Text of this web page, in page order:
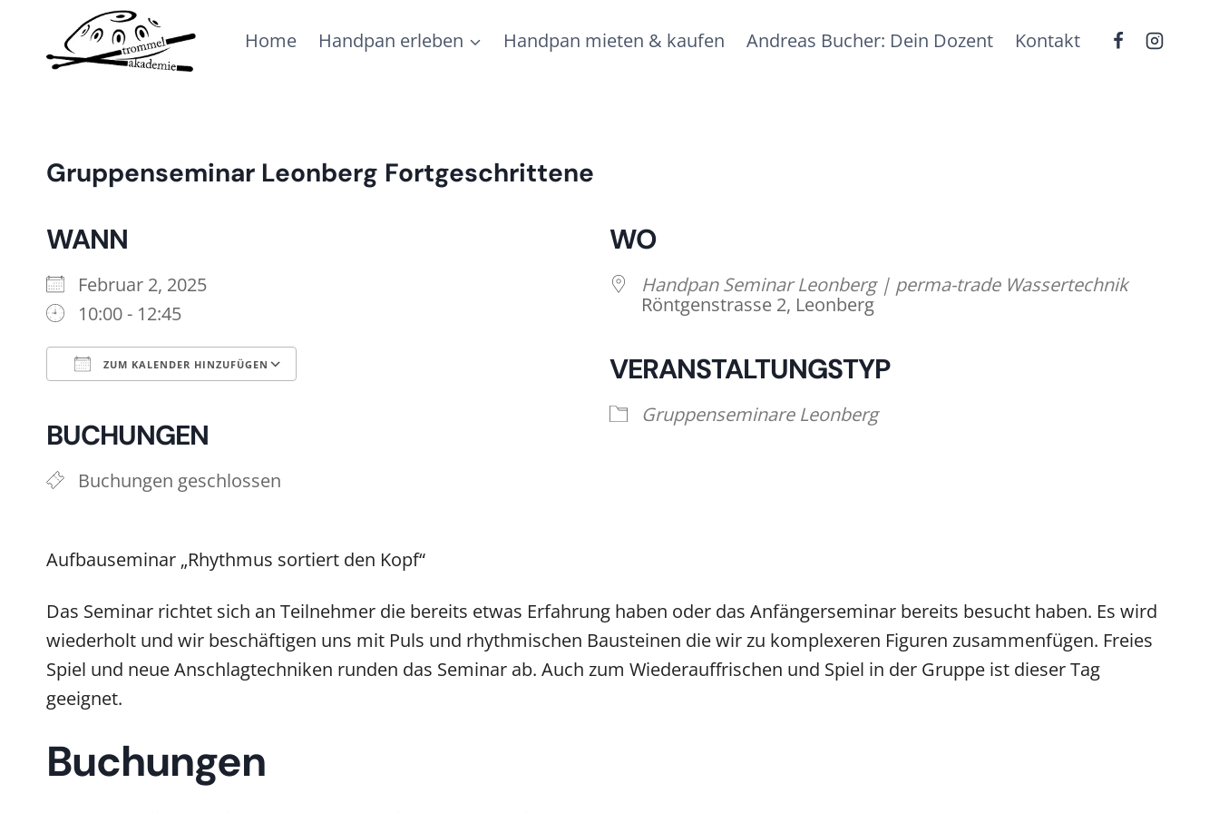
springen
Home Handpan erleben Handpan mieten & kaufen Andreas Bucher: Dein Dozent Kontakt
Gruppenseminar Leonberg Fortgeschrittene
WANN
Februar 2, 2025
10:00 - 12:45
ZUM KALENDER HINZUFÜGEN
iCalendar Office 365
BUCHUNGEN
Buchungen geschlossen
WO
Handpan Seminar Leonberg | perma-trade Wassertechnik
Röntgenstrasse 2, Leonberg
VERANSTALTUNGSTYP
Gruppenseminare Leonberg
Aufbauseminar „Rhythmus sortiert den Kopf“
Das Seminar richtet sich an Teilnehmer die bereits etwas Erfahrung haben oder das Anfängerseminar bereits besucht haben. Es wird
wiederholt und wir beschäftigen uns mit Puls und rhythmischen Bausteinen die wir zu komplexeren Figuren zusammenfügen. Freies
Spiel und neue Anschlagtechniken runden das Seminar ab. Auch zum Wiederauffrischen und Spiel in der Gruppe ist dieser Tag
geeignet.
Buchungen